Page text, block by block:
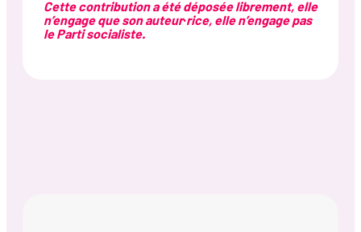
Cette contribution a été déposée librement, elle
n’engage que son auteur·rice, elle n’engage pas
le Parti socialiste.